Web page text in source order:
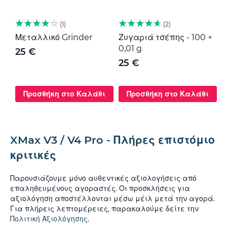
1
Μεταλλικό Grinder
25 €
Προσθήκη στο Καλάθι
2
Ζυγαριά τσέπης - 100 ×
0,01 g
25 €
Προσθήκη στο Καλάθι
XMax V3 / V4 Pro - Πλήρες επιστόμιο
κριτικές
Παρουσιάζουμε μόνο αυθεντικές αξιολογήσεις από
επαληθευμένους αγοραστές. Οι προσκλήσεις για
αξιολόγηση αποστέλλονται μέσω μέιλ μετά την αγορά.
Για πλήρεις λεπτομέρειες, παρακαλούμε δείτε την
Πολιτική Αξιολόγησης.